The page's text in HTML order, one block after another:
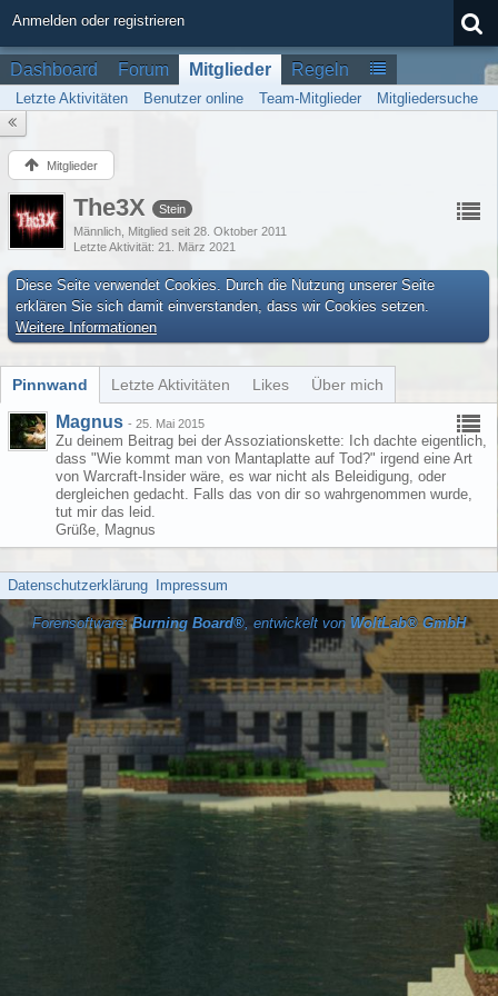
Anmelden oder registrieren
Dashboard Forum Mitglieder Regeln
Letzte Aktivitäten Benutzer online Team-Mitglieder Mitgliedersuche
Mitglieder
The3X
Stein
Männlich Mitglied seit 28. Oktober 2011
Letzte Aktivität 21. März 2021
Diese Seite verwendet Cookies. Durch die Nutzung unserer Seite
erklären Sie sich damit einverstanden, dass wir Cookies setzen.
Weitere Informationen
Pinnwand Letzte Aktivitäten Likes Über mich
Magnus - 25. Mai 2015
Zu deinem Beitrag bei der Assoziationskette: Ich dachte eigentlich,
dass "Wie kommt man von Mantaplatte auf Tod?" irgend eine Art
von Warcraft-Insider wäre, es war nicht als Beleidigung, oder
dergleichen gedacht. Falls das von dir so wahrgenommen wurde,
tut mir das leid.
Grüße, Magnus
Datenschutzerklärung Impressum
Forensoftware:Burning Board®, entwickelt von WoltLab® GmbH